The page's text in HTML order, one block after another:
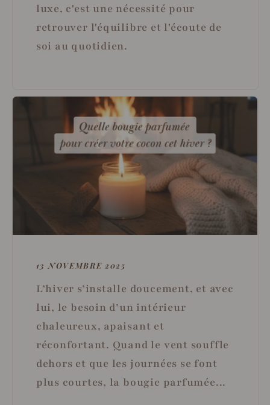
luxe, c'est une nécessité pour
retrouver l'équilibre et l'écoute de
soi au quotidien.
13 NOVEMBRE 2025
L’hiver s’installe doucement, et avec
lui, le besoin d’un intérieur
chaleureux, apaisant et
réconfortant. Quand le vent souffle
dehors et que les journées se font
plus courtes, la bougie parfumée...